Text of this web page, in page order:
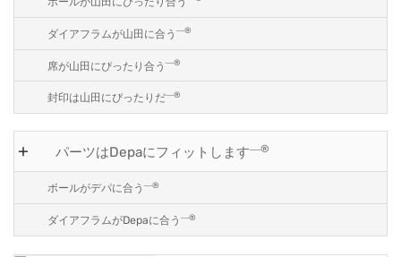
ダイアフラムが山田に合う ―®
席が山田にぴったり合う ―®
封印は山田にぴったりだ―®
パーツはDepaにフィットします―®
ボールがデパに合う ―®
ダイアフラムがDepaに合う ―®